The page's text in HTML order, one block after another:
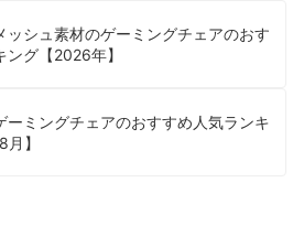
ッシュ素材のゲーミングチェアのおす
グ【2026年】
ーミングチェアのおすすめ人気ランキ
】